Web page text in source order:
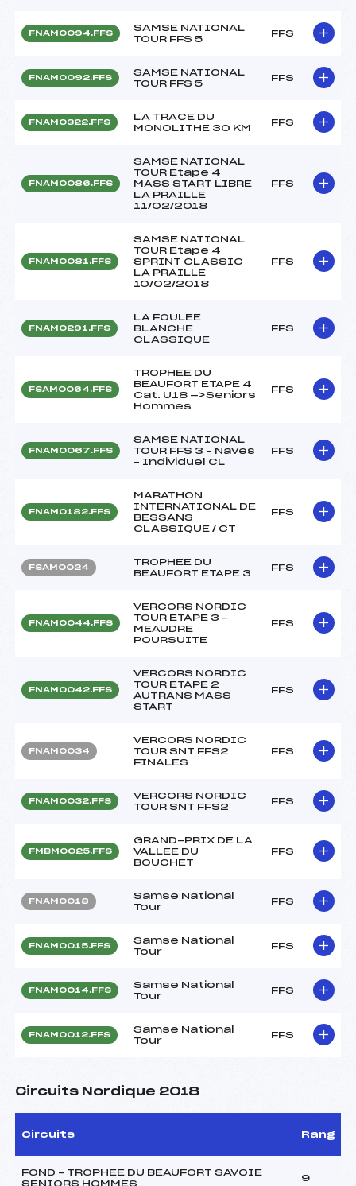
FNAM0094.FFS
SAMSE NATIONAL
TOUR FFS 5
FFS
FNAM0092.FFS
SAMSE NATIONAL
TOUR FFS 5
FFS
FNAM0322.FFS
LA TRACE DU
MONOLITHE 30 KM
FFS
FNAM0086.FFS
SAMSE NATIONAL
TOUR Etape 4
MASS START LIBRE
LA PRAILLE
11/02/2018
FFS
FNAM0081.FFS
SAMSE NATIONAL
TOUR Etape 4
SPRINT CLASSIC
LA PRAILLE
10/02/2018
FFS
FNAM0291.FFS
LA FOULEE
BLANCHE
CLASSIQUE
FFS
FSAM0064.FFS
TROPHEE DU
BEAUFORT ETAPE 4
Cat. U18 —>Seniors
Hommes
FFS
FNAM0067.FFS
SAMSE NATIONAL
TOUR FFS 3 – Naves
– Individuel CL
FFS
FNAM0182.FFS
MARATHON
INTERNATIONAL DE
BESSANS
CLASSIQUE / CT
FFS
FSAM0024
TROPHEE DU
BEAUFORT ETAPE 3
FFS
FNAM0044.FFS
VERCORS NORDIC
TOUR ETAPE 3 –
MEAUDRE
POURSUITE
FFS
FNAM0042.FFS
VERCORS NORDIC
TOUR ETAPE 2
AUTRANS MASS
START
FFS
FNAM0034
VERCORS NORDIC
TOUR SNT FFS2
FINALES
FFS
FNAM0032.FFS
VERCORS NORDIC
TOUR SNT FFS2
FFS
FMBM0025.FFS
GRAND-PRIX DE LA
VALLEE DU
BOUCHET
FFS
FNAM0018
Samse National
Tour
FFS
FNAM0015.FFS
Samse National
Tour
FFS
FNAM0014.FFS
Samse National
Tour
FFS
FNAM0012.FFS
Samse National
Tour
FFS
Circuits Nordique 2018
Circuits Rang
FOND – TROPHEE DU BEAUFORT SAVOIE
SENIORS HOMMES
9